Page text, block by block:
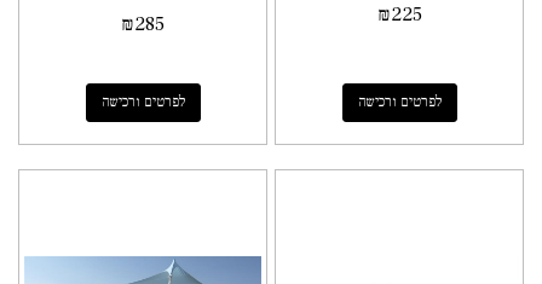
₪225
לפרטים ורכישה
₪285
לפרטים ורכישה